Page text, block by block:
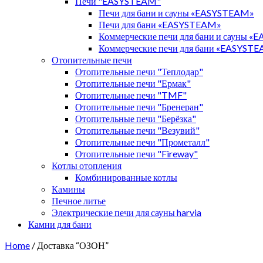
Печи для бани и сауны «EASYSTEAM»
Печи для бани «EASYSTEAM»
Коммерческие печи для бани и сауны
Коммерческие печи для бани
Отопительные печи
Отопительные печи "Теплодар"
Отопительные печи "Ермак"
Отопительные печи "TMF"
Отопительные печи "Бренеран"
Отопительные печи "Берёзка"
Отопительные печи "Везувий"
Отопительные печи "Прометалл"
Отопительные печи "Fireway"
Котлы отопления
Комбинированные котлы
Камины
Печное литье
Электрические печи для сауны harvia
Камни для бани
Home / Доставка “ОЗОН”